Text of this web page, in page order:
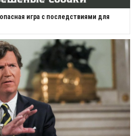
игра с последствиями для